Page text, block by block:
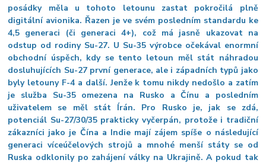
posádky měla u tohoto letounu zastat pokročilá plně
digitální avionika. Řazen je ve svém posledním standardu ke
4,5 generaci (či generaci 4+), což má jasně ukazovat na
odstup od rodiny Su-27. U Su-35 výrobce očekával enormní
obchodní úspěch, kdy se tento letoun měl stát náhradou
dosluhujících Su-27 první generace, ale i západních typů jako
byly letouny F-4 a další. Jenže k tomu nikdy nedošlo a zatím
je služba Su-35 omezena na Rusko a Čínu a posledním
uživatelem se měl stát Írán. Pro Rusko je, jak se zdá,
potenciál Su-27/30/35 prakticky vyčerpán, protože i tradiční
zákazníci jako je Čína a Indie mají zájem spíše o následující
generaci víceúčelových strojů a mnohé menší státy se od
Ruska odklonily po zahájení války na Ukrajině. A pokud tak